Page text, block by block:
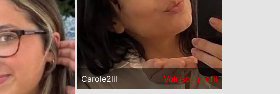
Carole2lil Voir son profil